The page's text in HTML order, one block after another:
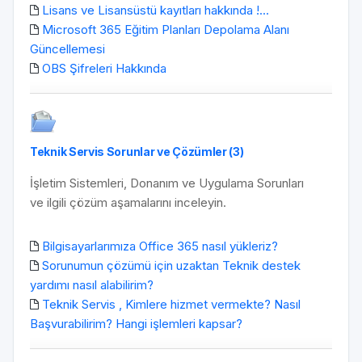
Lisans ve Lisansüstü kayıtları hakkında !...
Microsoft 365 Eğitim Planları Depolama Alanı
Güncellemesi
OBS Şifreleri Hakkında
Teknik Servis Sorunlar ve Çözümler (3)
İşletim Sistemleri, Donanım ve Uygulama Sorunları
ve ilgili çözüm aşamalarını inceleyin.
Bilgisayarlarımıza Office 365 nasıl yükleriz?
Sorunumun çözümü için uzaktan Teknik destek
yardımı nasıl alabilirim?
Teknik Servis , Kimlere hizmet vermekte? Nasıl
Başvurabilirim? Hangi işlemleri kapsar?